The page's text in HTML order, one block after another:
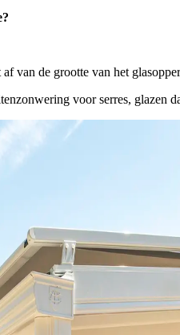
van de grootte van het
voor serres, glazen